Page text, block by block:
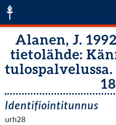
Alanen, J.
tietolähde:
tulospalvelussa.
Identifiointitunnus
urh28